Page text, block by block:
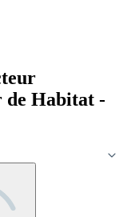
de Habitat -